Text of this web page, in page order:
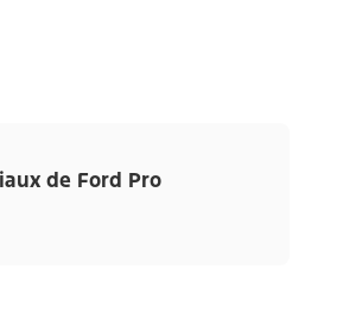
de Ford Pro